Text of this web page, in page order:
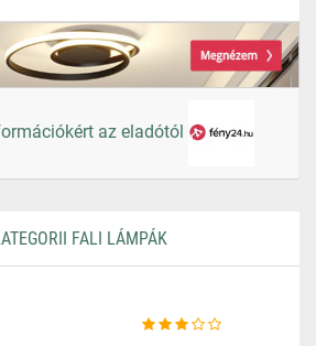
az eladótól
FALI LÁMPÁK